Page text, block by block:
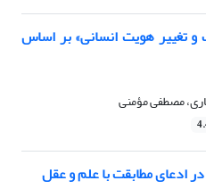
و تغییر هویت انسانی» بر اساس
مصطفی مؤمنی
ادعای مطابقت با علم و عقل